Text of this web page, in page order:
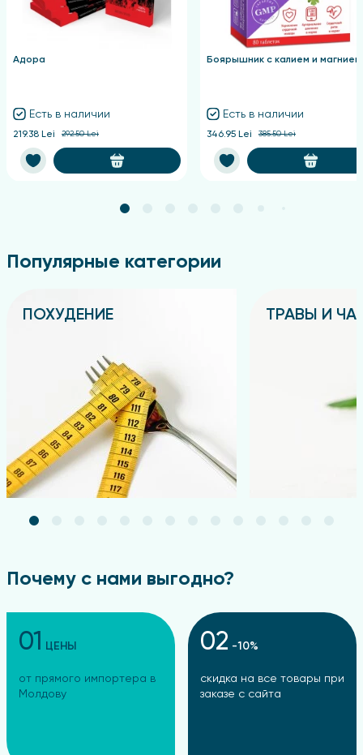
Адора
Есть в наличии
219.38 Lei 292.50 Lei
Боярышник с калием и магнием
Есть в наличии
346.95 Lei 385.50 Lei
Популярные категории
ПОХУДЕНИЕ ТРАВЫ И
Почему с нами выгодно?
01 ЦЕНЫ
от прямого импортера в
Молдову
02 -10%
скидка на все товары при
заказе с сайта